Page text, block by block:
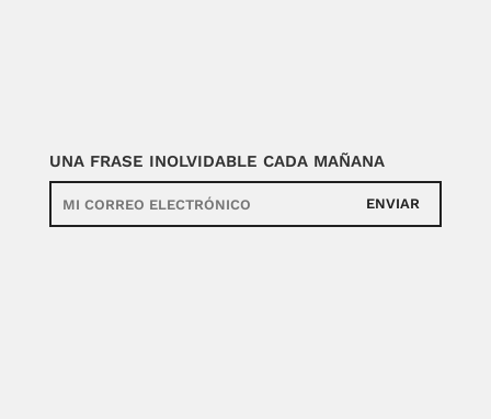
UNA FRASE INOLVIDABLE CADA MAÑANA
ENVIAR